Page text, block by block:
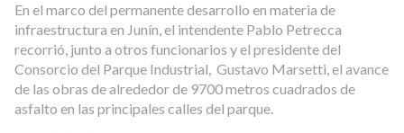
En el marco del permanente desarrollo en materia de
infraestructura en Junín, el intendente Pablo Petrecca
recorrió, junto a otros funcionarios y el presidente del
Consorcio del Parque Industrial, Gustavo Marsetti, el avance
de las obras de alrededor de 9700 metros cuadrados de
asfalto en las principales calles del parque.